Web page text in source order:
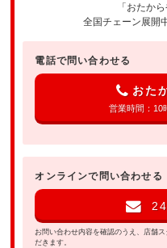
「おたか
全国チェーン展開
電話で問い合わせる
おた
営業時間：10
オンラインで問い合わせる
お問い合わせ内容を確認のうえ、店舗
だきます。